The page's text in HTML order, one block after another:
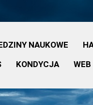
NAUKOWE
KONDYCJA WEB